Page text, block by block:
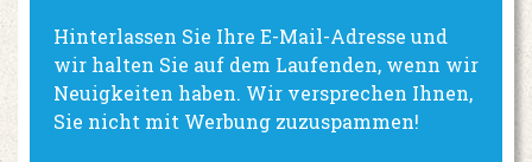
Hinterlassen Sie Ihre E-Mail-Adresse und
wir halten Sie auf dem Laufenden, wenn wir
Neuigkeiten haben. Wir versprechen Ihnen,
Sie nicht mit Werbung zuzuspammen!